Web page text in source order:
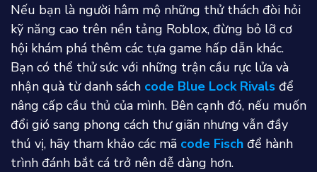
Nếu bạn là người hâm mộ những thử thách đòi hỏi
kỹ năng cao trên nền tảng Roblox, đừng bỏ lỡ cơ
hội khám phá thêm các tựa game hấp dẫn khác.
Bạn có thể thử sức với những trận cầu rực lửa và
nhận quà từ danh sách code Blue Lock Rivals để
nâng cấp cầu thủ của mình. Bên cạnh đó, nếu muốn
đổi gió sang phong cách thư giãn nhưng vẫn đầy
thú vị, hãy tham khảo các mã code Fisch để hành
trình đánh bắt cá trở nên dễ dàng hơn.